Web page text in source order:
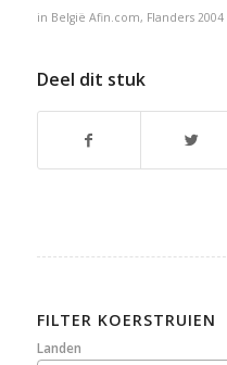
in België Afin.com, Flanders 2004
Deel dit stuk
FILTER KOERSTRUIEN
Landen